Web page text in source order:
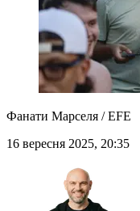
Фанати Марселя / EFE
16 вересня 2025, 20:35